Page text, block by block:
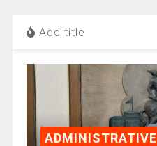
Add title
ADMINISTRATIVE